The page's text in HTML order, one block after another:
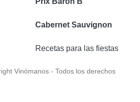
Cabernet Sauvignon
Recetas para las fiestas
Vinómanos - Todos los derechos